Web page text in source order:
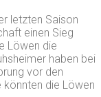
letzten Saison
einen Sieg
Löwen die
haben bei
vor den
könnten die Löwen